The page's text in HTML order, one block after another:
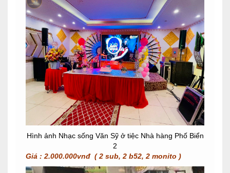
Hình ảnh Nhạc sống Văn Sỹ ở tiệc Nhà hàng Phố Biển
2
Giá : 2.000.000vnđ ( 2 sub, 2 b52, 2 monito )